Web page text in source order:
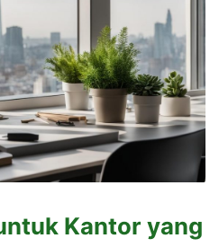
Kantor yang